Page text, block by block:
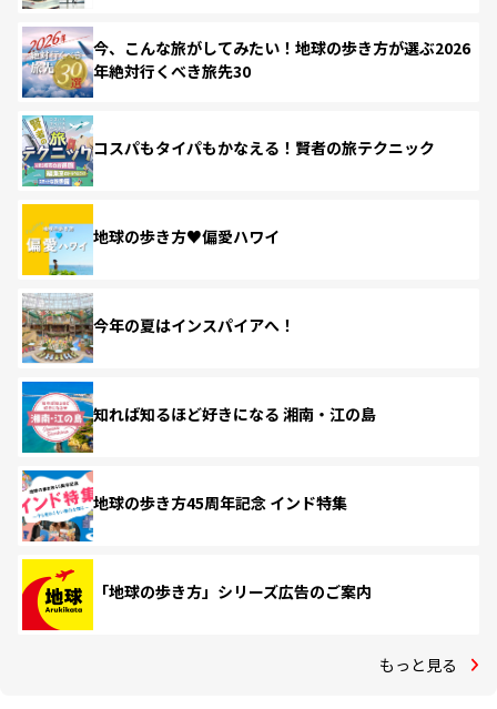
今、こんな旅がしてみたい！地球の歩き方が選ぶ2026
年絶対行くべき旅先30
コスパもタイパもかなえる！賢者の旅テクニック
地球の歩き方♥偏愛ハワイ
今年の夏はインスパイアへ！
知れば知るほど好きになる 湘南・江の島
地球の歩き方45周年記念 インド特集
「地球の歩き方」シリーズ広告のご案内
もっと見る